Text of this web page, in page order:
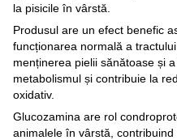
la pisicile în vârstă.
Produsul are un efect benefic
funcționarea normală a
menținerea pielii sănătoase și
metabolismul și contribuie la
oxidativ.
Glucozamina are rol
animalele în vârstă,